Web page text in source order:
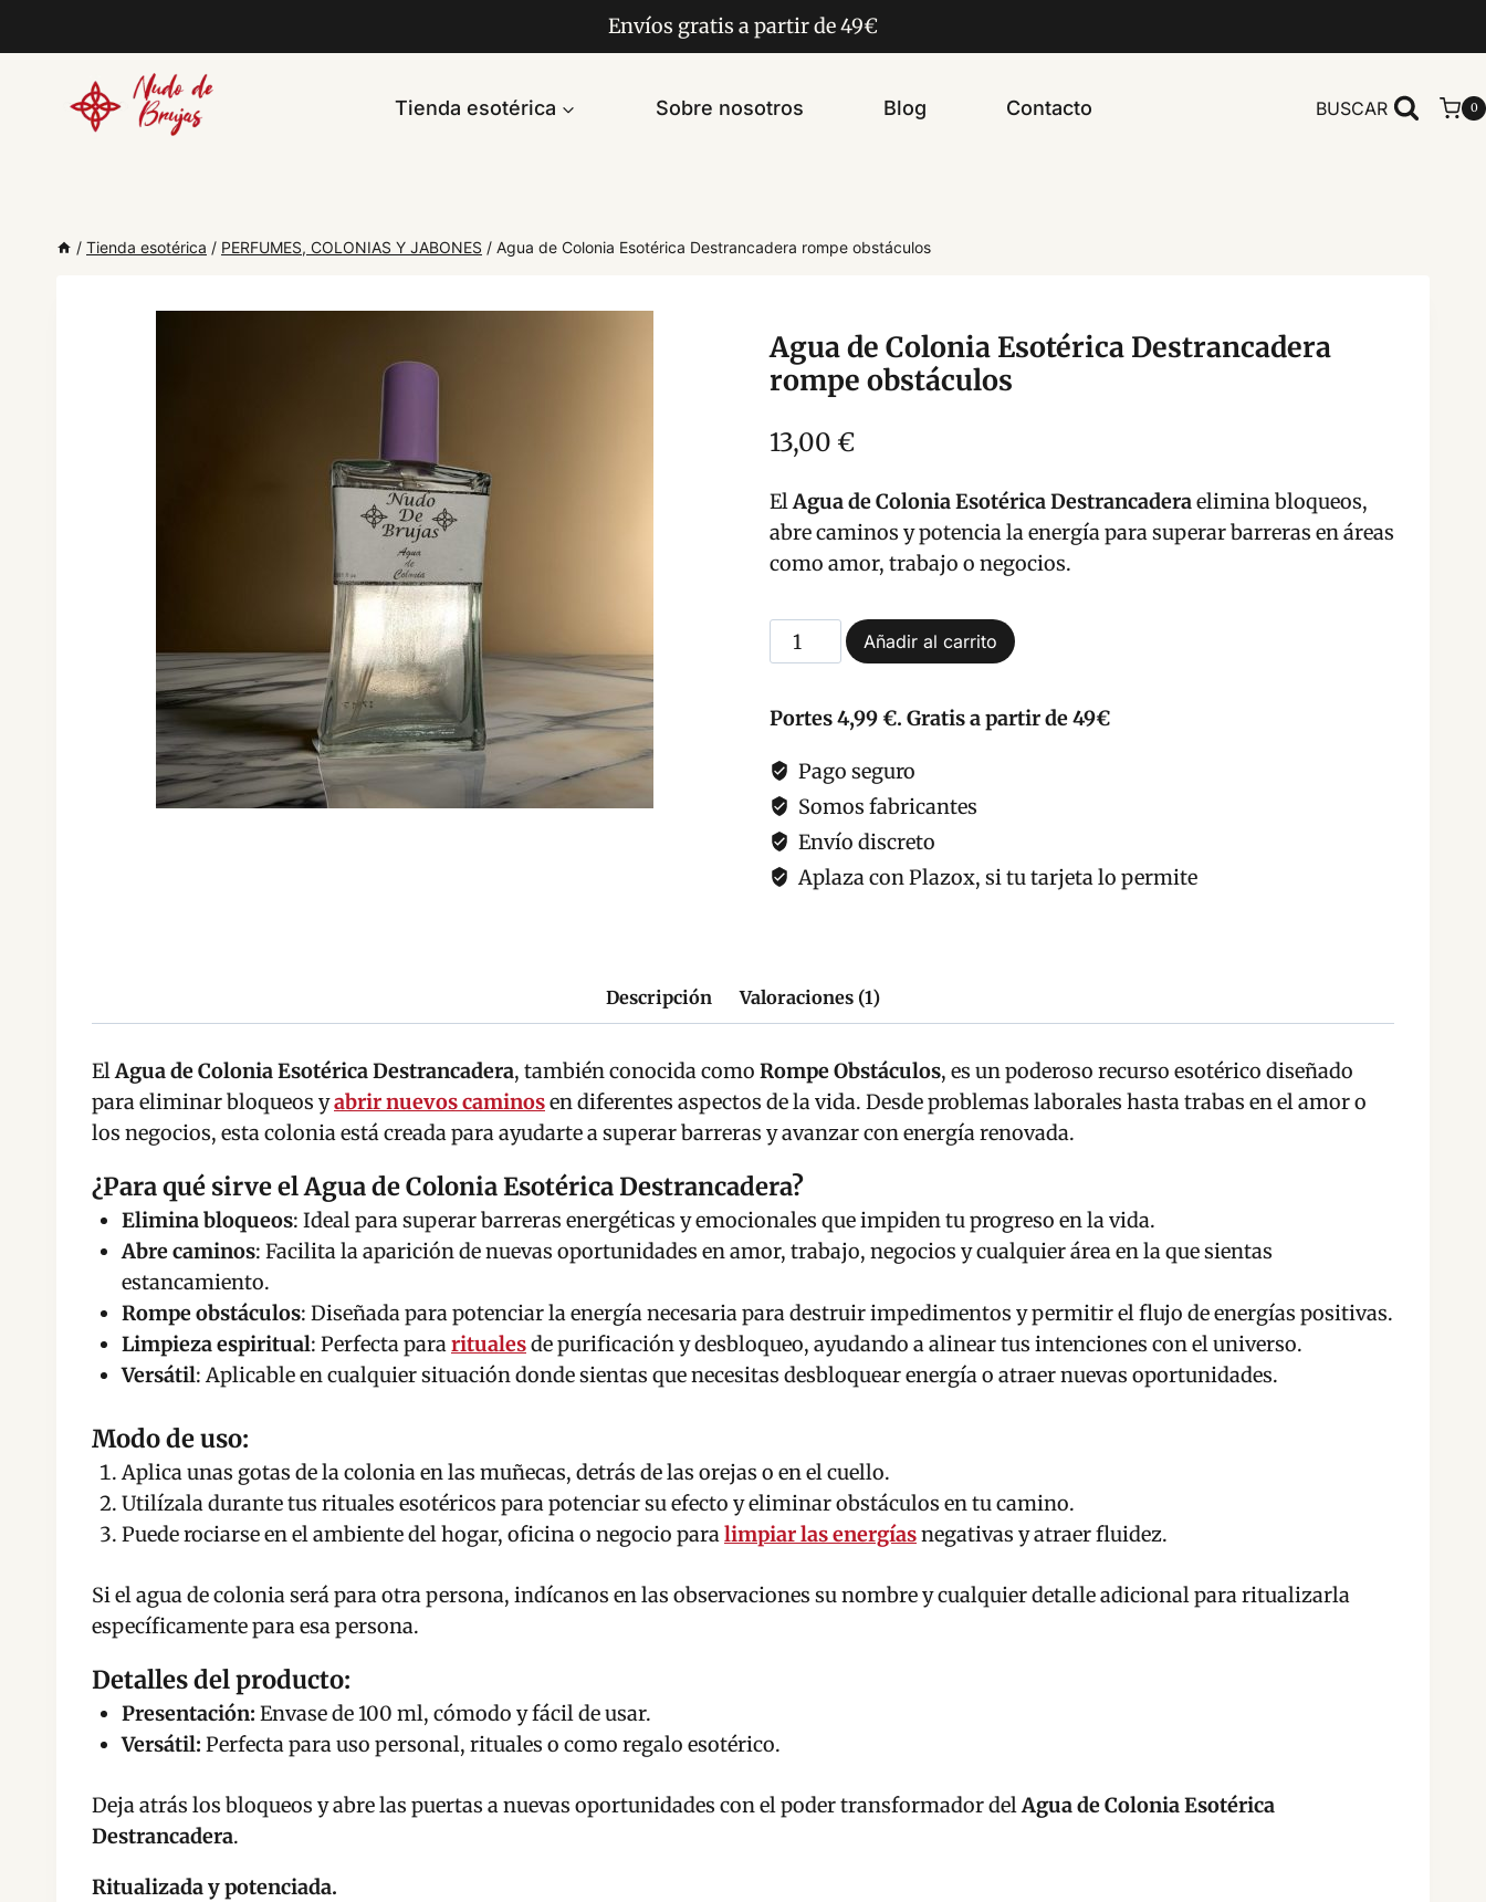
contenido
Envíos gratis a partir de 49€
Tienda esotérica Sobre nosotros Blog Contacto BUSCAR 0
/ Tienda esotérica / PERFUMES, COLONIAS Y JABONES / Agua de Colonia Esotérica Destrancadera rompe obstáculos
Agua de Colonia Esotérica Destrancadera
rompe obstáculos
13,00 €
ElAgua de Colonia Esotérica Destrancaderaelimina bloqueos,
abre caminos y potencia la energía para superar barreras en áreas
como amor, trabajo o negocios.
Agua
de
Esotérica
Destrancadera
rompe
obstáculos
cantidad
Añadir al carrito
Portes 4,99 €. Gratis a partir de 49€
Pago seguro
Somos fabricantes
Envío discreto
Aplaza con Plazox, si tu tarjeta lo permite
Descripción Valoraciones (1)
ElAgua de Colonia Esotérica Destrancadera, también conocida como Rompe Obstáculos, es un poderoso recurso esotérico diseñado
para eliminar bloqueos yabrir nuevos caminosen diferentes aspectos de la vida. Desde problemas laborales hasta trabas en el amor o
los negocios, esta colonia está creada para ayudarte a superar barreras y avanzar con energía renovada.
¿Para qué sirve el Agua de Colonia Esotérica Destrancadera?
Elimina bloqueos: Ideal para superar barreras energéticas y emocionales que impiden tu progreso en la vida.
Abre caminos: Facilita la aparición de nuevas oportunidades en amor, trabajo, negocios y cualquier área en la que sientas
estancamiento.
Rompe obstáculos: Diseñada para potenciar la energía necesaria para destruir impedimentos y permitir el flujo de energías positivas.
Limpieza espiritual: Perfecta pararitualesde purificación y desbloqueo, ayudando a alinear tus intenciones con el universo.
Versátil: Aplicable en cualquier situación donde sientas que necesitas desbloquear energía o atraer nuevas oportunidades.
Modo de uso:
Aplica unas gotas de la colonia en las muñecas, detrás de las orejas o en el cuello.
Utilízala durante tus rituales esotéricos para potenciar su efecto y eliminar obstáculos en tu camino.
Puede rociarse en el ambiente del hogar, oficina o negocio paralimpiar las energíasnegativas y atraer fluidez.
Si el agua de colonia será para otra persona, indícanos en las observaciones su nombre y cualquier detalle adicional para ritualizarla
específicamente para esa persona.
Detalles del producto:
Presentación: Envase de 100 ml, cómodo y fácil de usar.
Versátil: Perfecta para uso personal, rituales o como regalo esotérico.
Deja atrás los bloqueos y abre las puertas a nuevas oportunidades con el poder transformador delAgua de Colonia Esotérica
Destrancadera.
Ritualizada y potenciada.